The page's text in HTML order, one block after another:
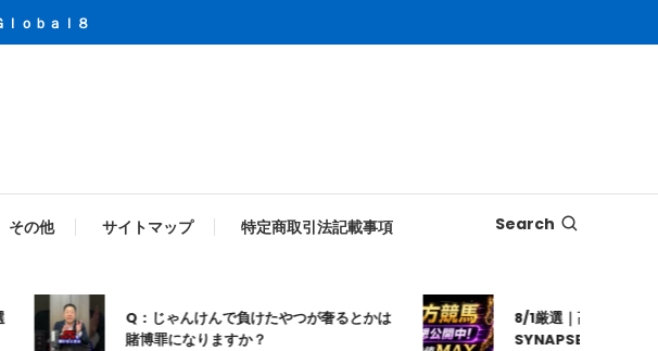
ｌｏｂａｌ８
その他 サイトマップ 特定商取引法記載事項 Search
Q：じゃんけんで負けたやつが奢るとかは
賭博罪になりますか？
8/1厳選｜高知10R｜
SYNAPSE｜シナプス｜